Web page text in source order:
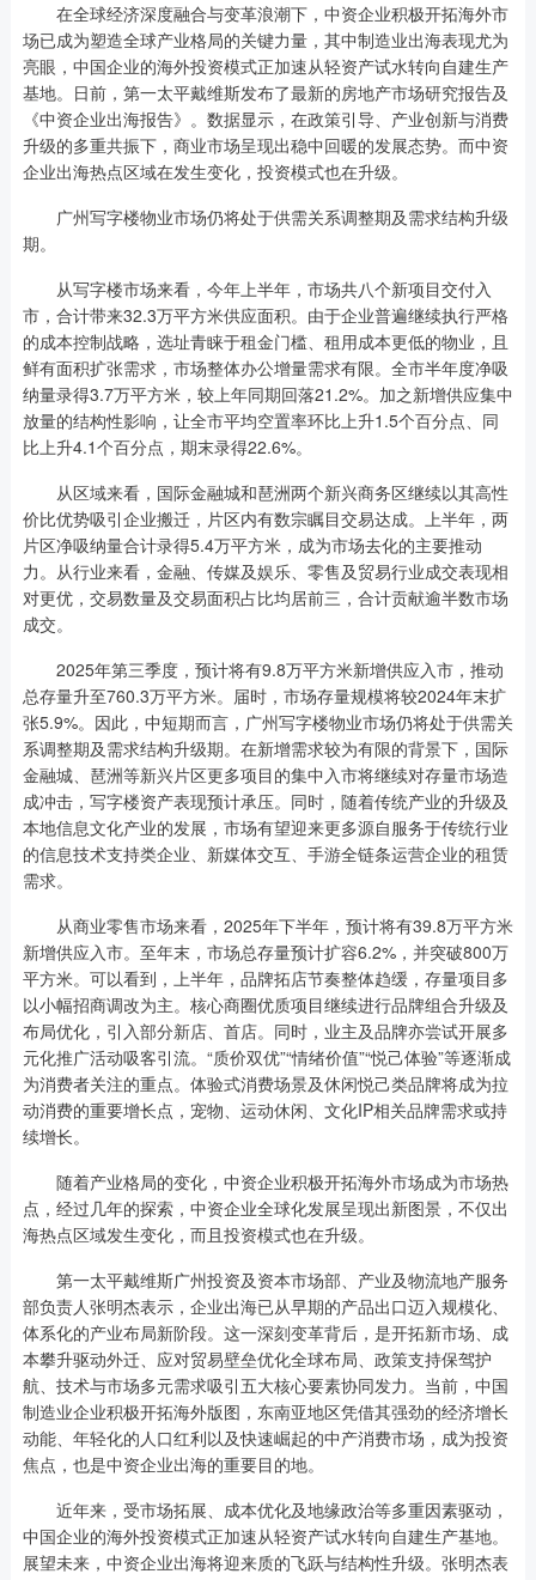
在全球经济深度融合与变革浪潮下，中资企业积极开拓海外市
场已成为塑造全球产业格局的关键力量，其中制造业出海表现尤为
亮眼，中国企业的海外投资模式正加速从轻资产试水转向自建生产
基地。日前，第一太平戴维斯发布了最新的房地产市场研究报告及
《中资企业出海报告》。数据显示，在政策引导、产业创新与消费
升级的多重共振下，商业市场呈现出稳中回暖的发展态势。而中资
企业出海热点区域在发生变化，投资模式也在升级。
广州写字楼物业市场仍将处于供需关系调整期及需求结构升级
期。
从写字楼市场来看，今年上半年，市场共八个新项目交付入
市，合计带来32.3万平方米供应面积。由于企业普遍继续执行严格
的成本控制战略，选址青睐于租金门槛、租用成本更低的物业，且
鲜有面积扩张需求，市场整体办公增量需求有限。全市半年度净吸
纳量录得3.7万平方米，较上年同期回落21.2%。加之新增供应集中
放量的结构性影响，让全市平均空置率环比上升1.5个百分点、同
比上升4.1个百分点，期末录得22.6%。
从区域来看，国际金融城和琶洲两个新兴商务区继续以其高性
价比优势吸引企业搬迁，片区内有数宗瞩目交易达成。上半年，两
片区净吸纳量合计录得5.4万平方米，成为市场去化的主要推动
力。从行业来看，金融、传媒及娱乐、零售及贸易行业成交表现相
对更优，交易数量及交易面积占比均居前三，合计贡献逾半数市场
成交。
2025年第三季度，预计将有9.8万平方米新增供应入市，推动
总存量升至760.3万平方米。届时，市场存量规模将较2024年末扩
张5.9%。因此，中短期而言，广州写字楼物业市场仍将处于供需关
系调整期及需求结构升级期。在新增需求较为有限的背景下，国际
金融城、琶洲等新兴片区更多项目的集中入市将继续对存量市场造
成冲击，写字楼资产表现预计承压。同时，随着传统产业的升级及
本地信息文化产业的发展，市场有望迎来更多源自服务于传统行业
的信息技术支持类企业、新媒体交互、手游全链条运营企业的租赁
需求。
从商业零售市场来看，2025年下半年，预计将有39.8万平方米
新增供应入市。至年末，市场总存量预计扩容6.2%，并突破800万
平方米。可以看到，上半年，品牌拓店节奏整体趋缓，存量项目多
以小幅招商调改为主。核心商圈优质项目继续进行品牌组合升级及
布局优化，引入部分新店、首店。同时，业主及品牌亦尝试开展多
元化推广活动吸客引流。“质价双优”“情绪价值”“悦己体验”等逐渐成
为消费者关注的重点。体验式消费场景及休闲悦己类品牌将成为拉
动消费的重要增长点，宠物、运动休闲、文化IP相关品牌需求或持
续增长。
随着产业格局的变化，中资企业积极开拓海外市场成为市场热
点，经过几年的探索，中资企业全球化发展呈现出新图景，不仅出
海热点区域发生变化，而且投资模式也在升级。
第一太平戴维斯广州投资及资本市场部、产业及物流地产服务
部负责人张明杰表示，企业出海已从早期的产品出口迈入规模化、
体系化的产业布局新阶段。这一深刻变革背后，是开拓新市场、成
本攀升驱动外迁、应对贸易壁垒优化全球布局、政策支持保驾护
航、技术与市场多元需求吸引五大核心要素协同发力。当前，中国
制造业企业积极开拓海外版图，东南亚地区凭借其强劲的经济增长
动能、年轻化的人口红利以及快速崛起的中产消费市场，成为投资
焦点，也是中资企业出海的重要目的地。
近年来，受市场拓展、成本优化及地缘政治等多重因素驱动，
中国企业的海外投资模式正加速从轻资产试水转向自建生产基地。
展望未来，中资企业出海将迎来质的飞跃与结构性升级。张明杰表